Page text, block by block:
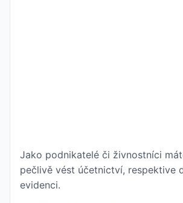
Jako podnikatelé či živnostníci
pečlivě vést účetnictví, respektive
evidenci.